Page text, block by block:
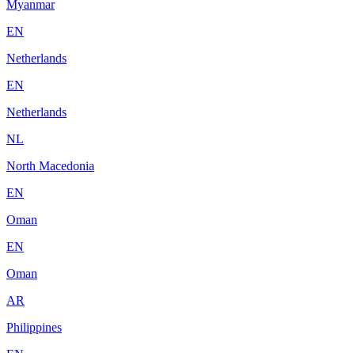
Myanmar
EN
Netherlands
EN
Netherlands
NL
North Macedonia
EN
Oman
EN
Oman
AR
Philippines